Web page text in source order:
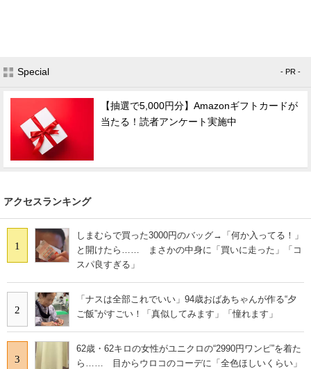
Special - PR -
【抽選で5,000円分】Amazonギフトカードが
当たる！読者アンケート実施中
アクセスランキング
1
しまむらで買った3000円のバッグ→「何か入ってる！」
と開けたら…… まさかの中身に「買いに走った」「コ
スパ良すぎる」
2
「ナスは全部これでいい」94歳おばあちゃんが作る“夕
ご飯”がすごい！「真似してみます」「憧れます」
3
62歳・62キロの女性がユニクロの“2990円ワンピ”を着た
ら…… 目からウロコのコーデに「全色ほしいくらい」